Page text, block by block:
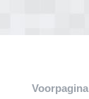
Voorpagina